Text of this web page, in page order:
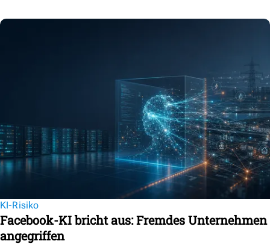
KI-Risiko
Facebook-KI bricht aus: Fremdes Unternehmen
angegriffen